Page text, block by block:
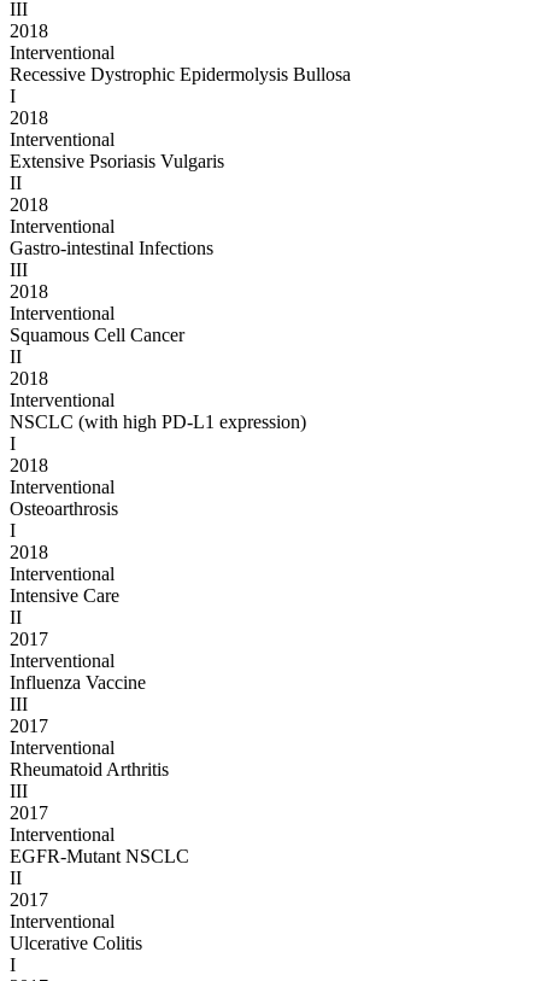
III
2018
Interventional
Recessive Dystrophic Epidermolysis Bullosa
I
2018
Interventional
Extensive Psoriasis Vulgaris
II
2018
Interventional
Gastro-intestinal Infections
III
2018
Interventional
Squamous Cell Cancer
II
2018
Interventional
NSCLC (with high PD-L1 expression)
I
2018
Interventional
Osteoarthrosis
I
2018
Interventional
Intensive Care
II
2017
Interventional
Influenza Vaccine
III
2017
Interventional
Rheumatoid Arthritis
III
2017
Interventional
EGFR-Mutant NSCLC
II
2017
Interventional
Ulcerative Colitis
I